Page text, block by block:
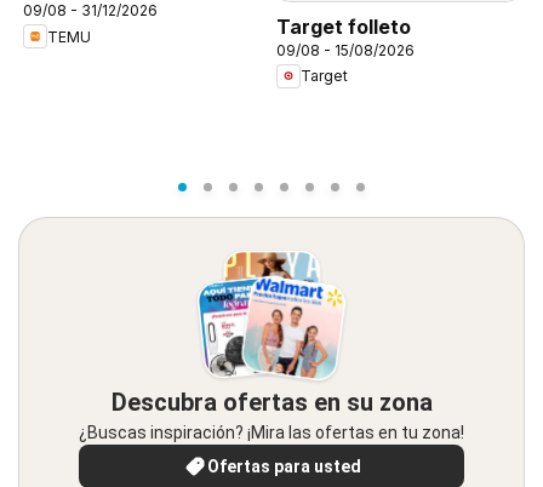
09/08 - 31/12/2026
TEMU
Target folleto
09/08 - 15/08/2026
Target
Descubra ofertas en su zona
¿Buscas inspiración? ¡Mira las ofertas en tu zona!
Ofertas para usted